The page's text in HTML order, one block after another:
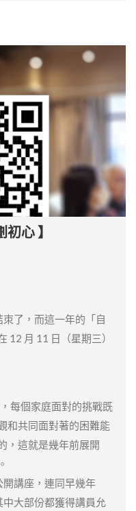
心 】
了，而這一年的「自
12 月 11 日（星期三）
每個家庭面對的挑戰既
和共同面對著的困難能
，這就是幾年前展開
講座，連同早幾年
大部份都獲得講員允